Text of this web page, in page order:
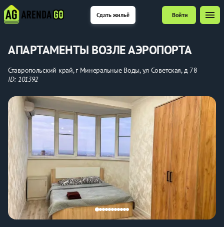
Сдать жильё Войти menu
АПАРТАМЕНТЫ ВОЗЛЕ АЭРОПОРТА
Ставропольский край, г Минеральные Воды, ул Советская, д 78
ID: 101392